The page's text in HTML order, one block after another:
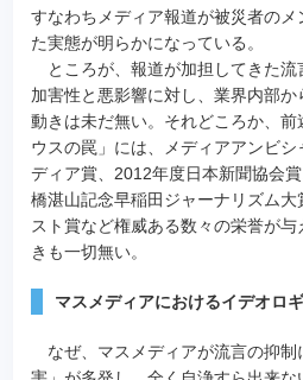
すなわちメディア報道が被災者の
た実態が明らかになっている。
ところが、報道が加担してきた流
加害性と悪影響に対し、業界内部
動きは未だ無い。それどころか、
ウスの罠」には、メディアアンビ
ディア賞、2012年度日本新聞協会
橋湛山記念早稲田ジャーナリズム
スト賞など権威ある数々の栄誉が
きも一切無い。
マスメディアにおけるイデオロ
なぜ、マスメディアが流言の抑制